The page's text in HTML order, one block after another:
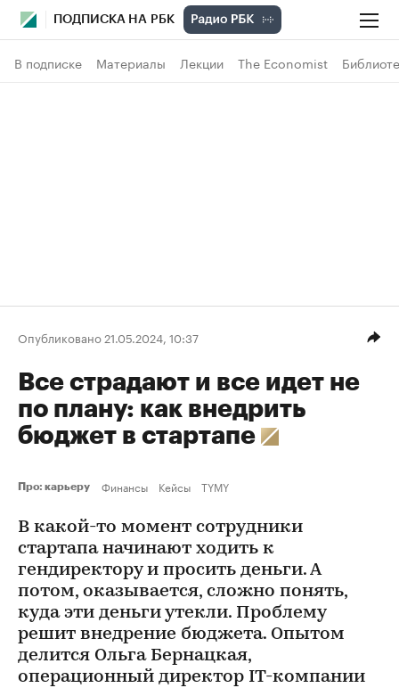
ПОДПИСКА НА РБК
В подписке Материалы Лекции The Economist
Опубликовано 21.05.2024, 10:37
Все страдают и все идет не
по плану: как внедрить
бюджет в стартапе
Про: карьеру Финансы Кейсы TYMY
В какой-то момент сотрудники
стартапа начинают ходить к
гендиректору и просить деньги. А
потом, оказывается, сложно понять,
куда эти деньги утекли. Проблему
решит внедрение бюджета. Опытом
делится Ольга Бернацкая,
операционный директор IТ-компании